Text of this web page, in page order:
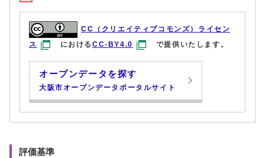
CC（クリエイティブコモンズ）ライセン
ス
におけるCC-BY4.0 で提供いたします。
オープンデータを探す
大阪市オープンデータポータルサイト
評価基準